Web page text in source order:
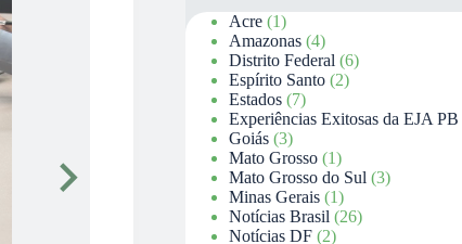
Acre (1)
Amazonas (4)
Distrito Federal (6)
Espírito Santo (2)
Estados (7)
Experiências Exitosas da EJA PB
Goiás (3)
Mato Grosso (1)
Mato Grosso do Sul (3)
Minas Gerais (1)
Notícias Brasil (26)
Notícias DF (2)